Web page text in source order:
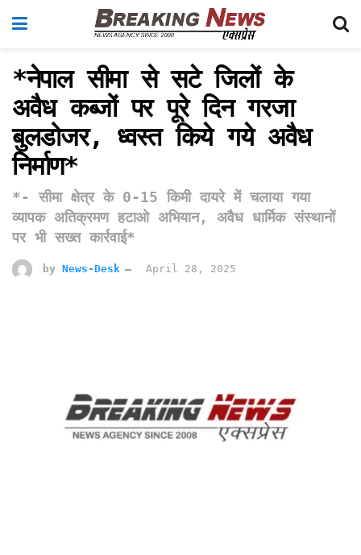
*नेपाल सीमा से सटे जिलों के
अवैध कब्जों पर पूरे दिन गरजा
बुलडोजर, ध्वस्त किये गये अवैध
निर्माण*
*- सीमा क्षेत्र के 0-15 किमी दायरे में चलाया गया
व्यापक अतिक्रमण हटाओ अभियान, अवैध धार्मिक संस्थानों
पर भी सख्त कार्रवाई*
by News-Desk April 28, 2025